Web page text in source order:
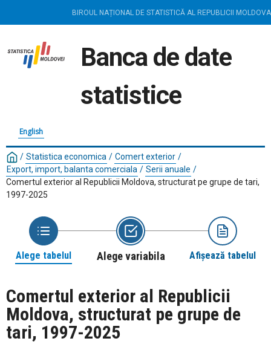
BIROUL NAȚIONAL DE STATISTICĂ AL REPUBLICII MOLDOVA
Banca de date
statistice
English
/ Statistica economica / Comert exterior /
Export, import, balanta comerciala / Serii anuale /
Comertul exterior al Republicii Moldova, structurat pe grupe de tari,
1997-2025
Alege tabelul Alege variabila Afișează tabelul
Comertul exterior al Republicii
Moldova, structurat pe grupe de
tari, 1997-2025